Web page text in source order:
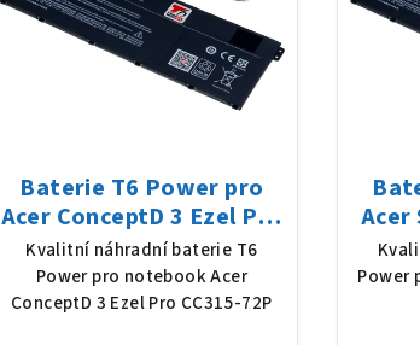
Baterie T6 Power pro
Acer ConceptD 3 Ezel Pro
CC315-72P, Li-Poly, 11,61
V, 4683 mAh (54,36 Wh),
černá
Kvalitní náhradní baterie T6
Power pro notebook Acer
ConceptD 3 Ezel Pro CC315-72P
Acer
Li-
Power